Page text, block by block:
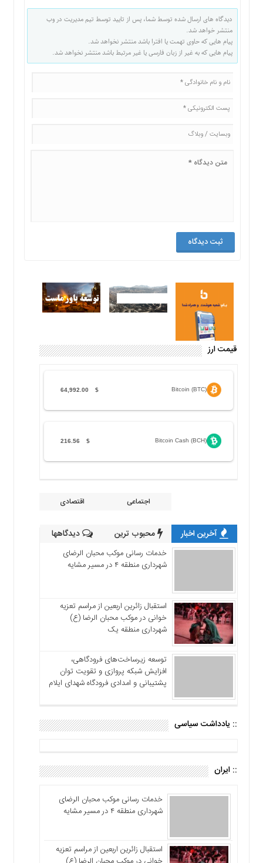
دیدگاه های ارسال شده توسط شما، پس از تایید توسط تیم مدیریت در وب
منتشر خواهد شد.
پیام هایی که حاوی تهمت یا افترا باشد منتشر نخواهد شد.
پیام هایی که به غیر از زبان فارسی یا غیر مرتبط باشد منتشر نخواهد شد.
قیمت ارز
Bitcoin (BTC)
$
64,992.00
Bitcoin Cash (BCH)
$
216.56
اجتماعی اقتصادی
آخرین اخبار محبوب ترین دیدگاهها
خدمات رسانی موکب محبان الرضای
شهرداری منطقه ۴ در مسیر مشایه
استقبال زائرین اربعین از مراسم تعزیه
خوانی در موکب محبان الرضا (ع)
شهرداری منطقه یک
توسعه زیرساخت‌های فرودگاهی،
افزایش شبکه پروازی و تقویت توان
پشتیبانی و امدادی فرودگاه شهدای ایلام
:: یادداشت سیاسی
:: ایران
خدمات رسانی موکب محبان الرضای
شهرداری منطقه ۴ در مسیر مشایه
استقبال زائرین اربعین از مراسم تعزیه